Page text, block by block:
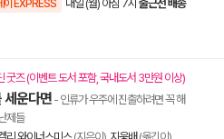
이 EXPRESS 내일 (월) 아침 7시 출근전 배송
굿즈 (이벤트 도서 포함, 국내도서 3만원 이상)
세운다면 - 인류가 우주에 진출하려면 꼭 해
제들